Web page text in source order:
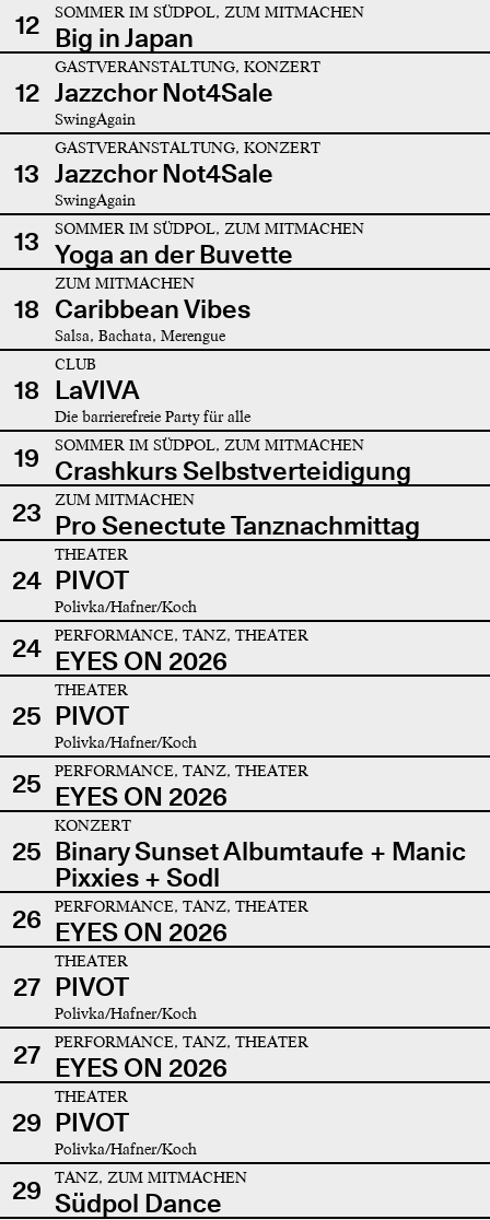
12
SOMMER IM SÜDPOL, ZUM MITMACHEN
Big in Japan
12
GASTVERANSTALTUNG, KONZERT
Jazzchor Not4Sale
SwingAgain
13
GASTVERANSTALTUNG, KONZERT
Jazzchor Not4Sale
SwingAgain
13 SOMMER IM SÜDPOL, ZUM MITMACHEN
Yoga an der Buvette
18
ZUM MITMACHEN
Caribbean Vibes
Salsa, Bachata, Merengue
18
CLUB
LaVIVA
Die barrierefreie Party für alle
19 SOMMER IM SÜDPOL, ZUM MITMACHEN
Crashkurs Selbstverteidigung
23
ZUM MITMACHEN
Pro Senectute Tanznachmittag
24
THEATER
PIVOT
Polivka/Hafner/Koch
24 PERFORMANCE, TANZ, THEATER
EYES ON 2026
25
THEATER
PIVOT
Polivka/Hafner/Koch
25 PERFORMANCE, TANZ, THEATER
EYES ON 2026
25
KONZERT
Binary Sunset Albumtaufe + Manic
Pixxies + Sodl
26
PERFORMANCE, TANZ, THEATER
EYES ON 2026
27
THEATER
PIVOT
Polivka/Hafner/Koch
27 PERFORMANCE, TANZ, THEATER
EYES ON 2026
29
THEATER
PIVOT
Polivka/Hafner/Koch
29 TANZ, ZUM MITMACHEN
Südpol Dance